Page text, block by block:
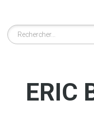
Rechercher
ERIC